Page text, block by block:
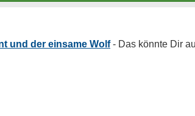
und der einsame Wolf